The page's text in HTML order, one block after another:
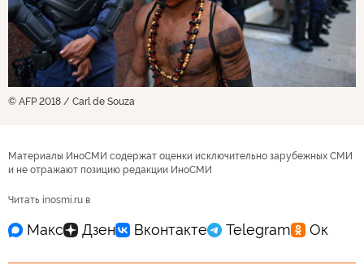
© AFP 2018 / Carl de Souza
Материалы ИноСМИ содержат оценки исключительно зарубежных СМИ
и не отражают позицию редакции ИноСМИ
Читать inosmi.ru в